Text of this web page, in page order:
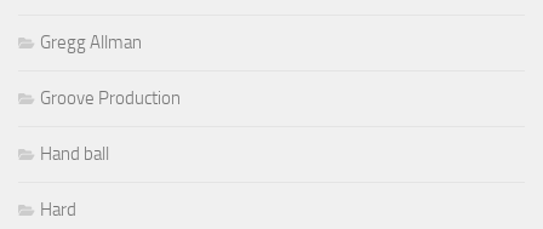
Gregg Allman
Groove Production
Hand ball
Hard